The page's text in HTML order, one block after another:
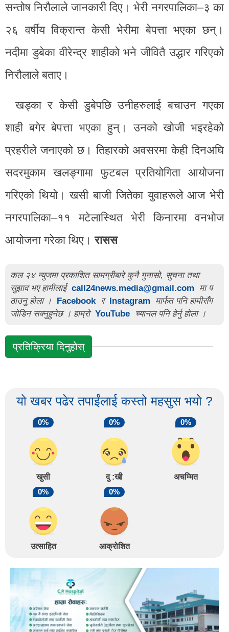
सन्तोष निरौलाले जानकारी दिए। भेरी नगरपालिका–३ का
२६ वर्षीय विक्रान्त केसी भेरीमा बेपत्ता भएका छन्।
नदीमा डुबेका वीरेन्द्र शाहीको भने जीवितै उद्धार गरिएको
निरौलाले बताए।
खड्का र केसी डुबेपछि उनीहरुलाई बचाउन गएका
शाही बगेर बेपत्ता भएका हुन्। उनको खोजी भइरहेको
प्रहरीले जनाएको छ। तिहारको अवसरमा केही दिनअघि
सदरमुकाम खलङ्गामा फुटबल प्रतियोगिता आयोजना
गरिएको थियो। खसी बाजी जितेका युवाहरूले आज भेरी
नगरपालिका–११ मटेलास्थित भेरी किनारमा वनभोज
आयोजना गरेका थिए।रासस
कल २४ न्युजमा प्रकाशित सामग्रीबारे कुनै गुनासो, सुचना तथा
सुझाव भए हामीलाई call24news.media@gmail.com
मा प
ठाउनु होला ।
Facebook र Instagram
मार्फत पनि हामीसँग
जोडिन सक्नुहुनेछ । हाम्रो YouTube च्यानल पनि हेर्नु होला ।
प्रतिक्रिया दिनुहोस्
यो खबर पढेर तपाईंलाई कस्तो महसुस भयो ?
0%
खुसी
0%
दु :खी
0%
अचम्मित
0%
उत्साहित
0%
आक्रोशित